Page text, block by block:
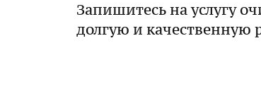
Запишитесь на услугу
долгую и качественную